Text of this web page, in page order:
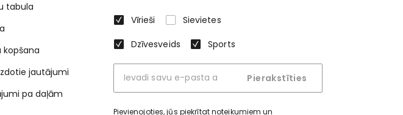
tabula
kopšana
jautājumi
pa daļām
Vīrieši
Sievietes
Dzīvesveids
Sports
Pierakstīties
Pievienojoties, jūs piekrītatnoteikumiem un